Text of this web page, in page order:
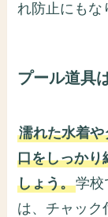
れ防止にもな
プール道具
濡れた水着
口をしっかり
しょう。学校
は、チャック